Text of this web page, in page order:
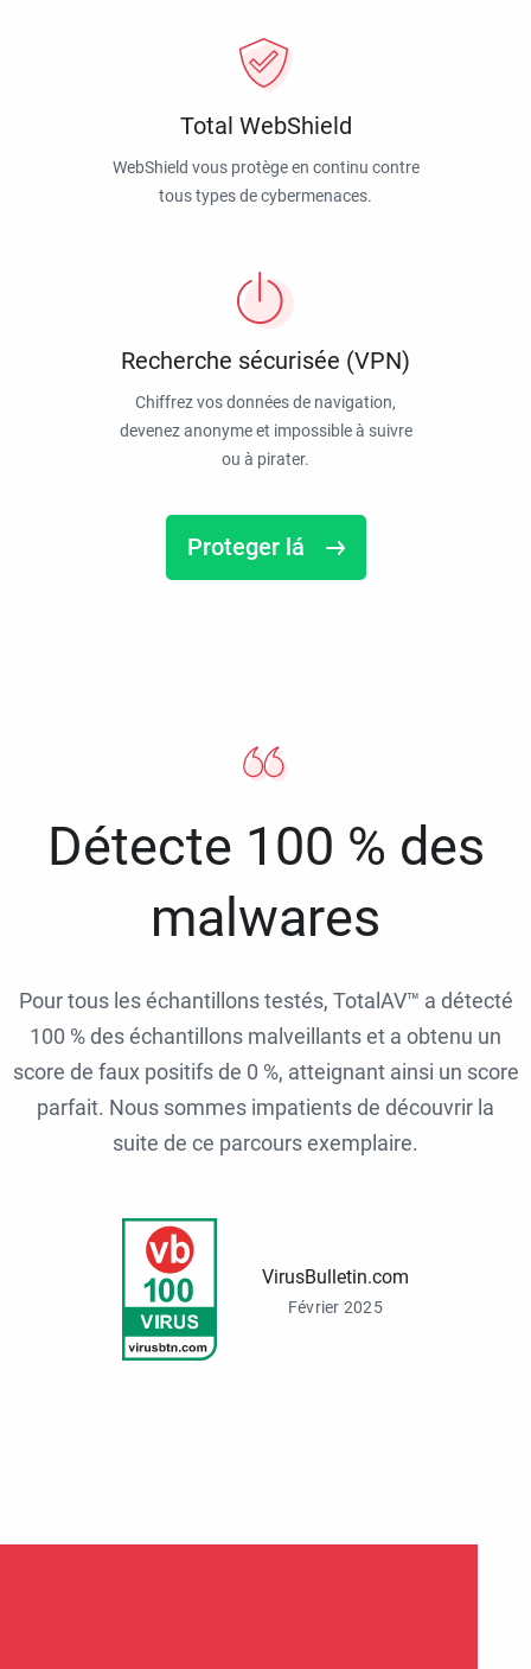
Total WebShield
WebShield vous protège en continu contre
tous types de cybermenaces.
Recherche sécurisée (VPN)
Chiffrez vos données de navigation,
devenez anonyme et impossible à suivre
ou à pirater.
Proteger lá
Détecte 100 % des
malwares
Pour tous les échantillons testés, TotalAV™ a détecté
100 % des échantillons malveillants et a obtenu un
score de faux positifs de 0 %, atteignant ainsi un score
parfait. Nous sommes impatients de découvrir la
suite de ce parcours exemplaire.
VirusBulletin.com
Février 2025